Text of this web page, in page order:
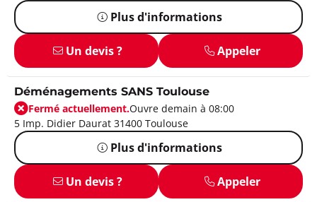
Plus d'informations
Un devis ? Appeler
Déménagements SANS Toulouse
Fermé actuellement.Ouvre demain à 08:00
5 Imp. Didier Daurat 31400 Toulouse
Plus d'informations
Un devis ? Appeler